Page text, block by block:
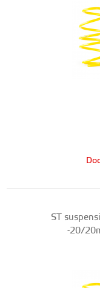
ST
-20/